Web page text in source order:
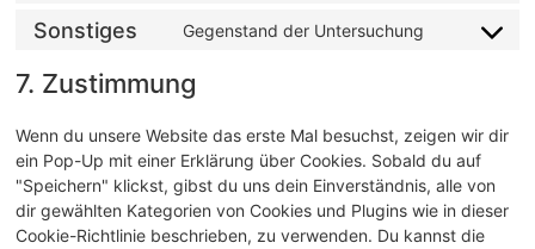
Sonstiges Gegenstand der Untersuchung
7. Zustimmung
Wenn du unsere Website das erste Mal besuchst, zeigen wir dir
ein Pop-Up mit einer Erklärung über Cookies. Sobald du auf
"Speichern" klickst, gibst du uns dein Einverständnis, alle von
dir gewählten Kategorien von Cookies und Plugins wie in dieser
Cookie-Richtlinie beschrieben, zu verwenden. Du kannst die